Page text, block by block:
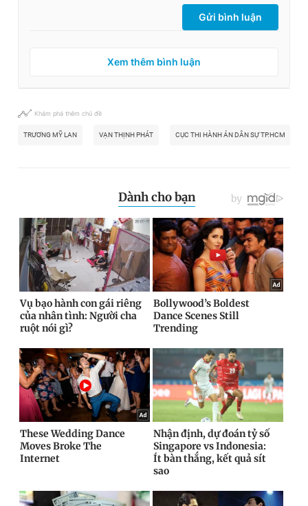
Gửi bình luận
Xem thêm bình luận
Khám phá thêm chủ đề
TRƯƠNG MỸ LAN VẠN THỊNH PHÁT CỤC THI HÀNH ÁN DÂN SỰ TP.HCM